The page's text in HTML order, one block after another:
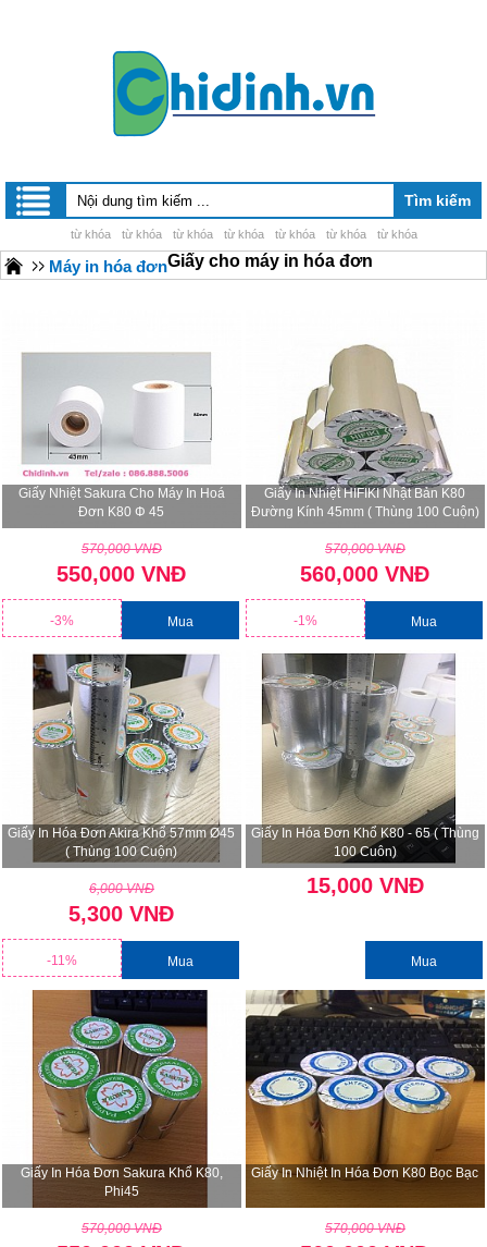
từ khóa từ khóa từ khóa từ khóa từ khóa từ khóa từ khóa
Máy in hóa đơnGiấy cho máy in hóa đơn
Giấy Nhiệt Sakura Cho Máy In Hoá
Đơn K80 Φ 45
570,000 VNĐ
550,000 VNĐ
-3% Mua
Giấy In Nhiệt HIFIKI Nhật Bản K80
Đường Kính 45mm ( Thùng 100 Cuộn)
570,000 VNĐ
560,000 VNĐ
-1% Mua
Giấy In Hóa Đơn Akira Khổ 57mm Ø45
( Thùng 100 Cuộn)
6,000 VNĐ
5,300 VNĐ
-11% Mua
Giấy In Hóa Đơn Khổ K80 - 65 ( Thùng
100 Cuôn)
15,000 VNĐ
Mua
Giấy In Hóa Đơn Sakura Khổ K80,
Phi45
570,000 VNĐ
Giấy In Nhiệt In Hóa Đơn K80 Bọc Bạc
570,000 VNĐ